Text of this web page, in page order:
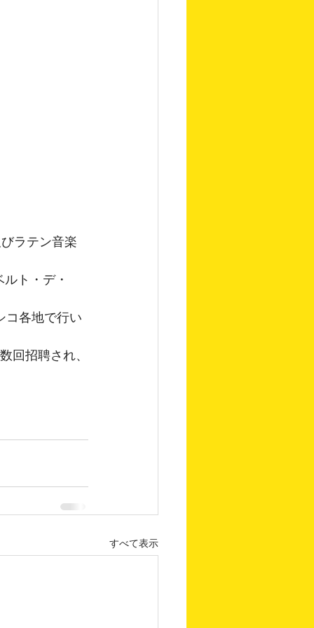
ラテン音楽
ト・デ・
コ各地で行い
回招聘され、
すべて表示